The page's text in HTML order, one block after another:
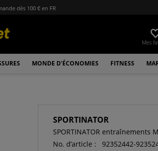
dès 100 € en FR
Mes
MONDE D'ÉCONOMIES FITNESS
SPORTINATOR
SPORTINATOR entraînements
No. d’article :
92352442-